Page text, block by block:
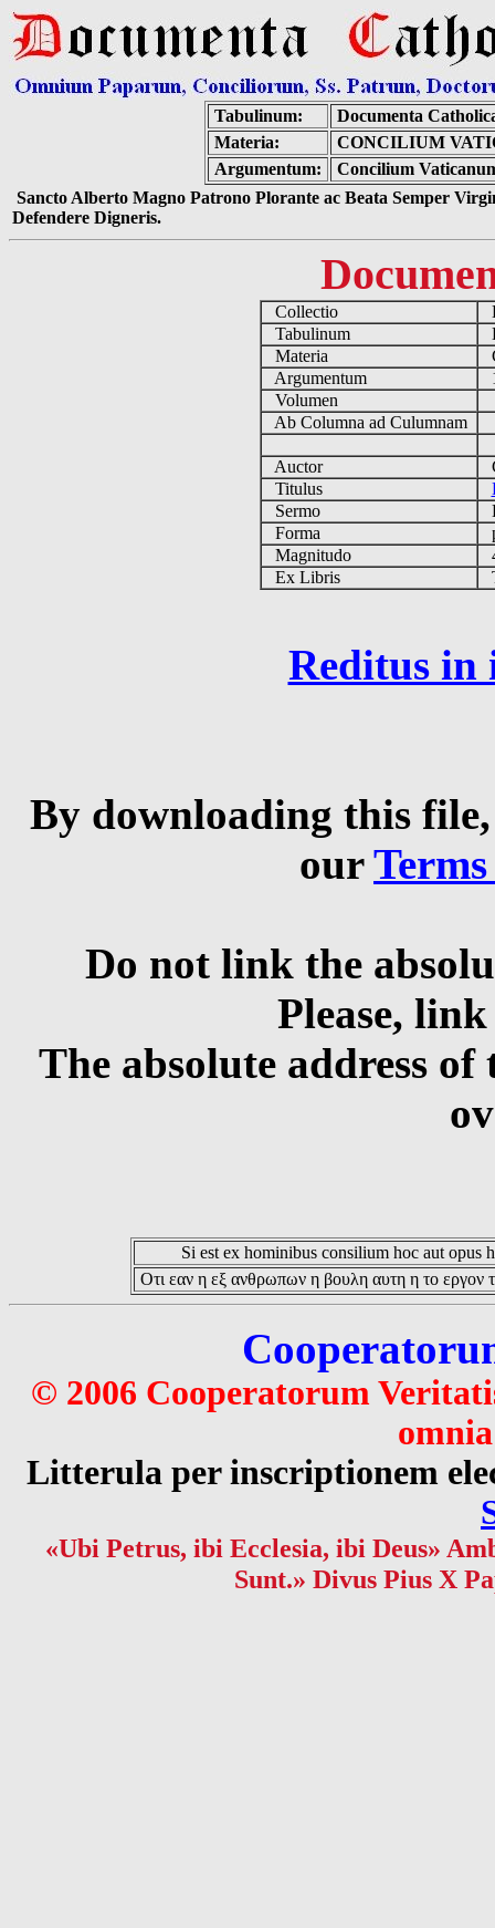
Tabulinum:
Documenta
Materia:
CONCILIUM
Argumentum:
Concilium
Sancto Alberto Magno Patrono Plorante ac Beata Semper
Defendere Digneris.
Collectio
Tabulinum
Materia
Argumentum
Volumen
Ab Columna ad Culumnam
Auctor
Titulus
Sermo
Forma
Magnitudo
Ex Libris
Reditus in
By downloading this
our
Do not link the
Please,
The absolute address
Si est ex hominibus consilium hoc aut opus
Οτι εαν η εξ ανθρωπων η βουλη αυτη η το εργον
© 2006 Cooperatorum
Litterula per inscriptionem
«Ubi Petrus, ibi Ecclesia, ibi Deus»
Sunt.» Divus Pius X